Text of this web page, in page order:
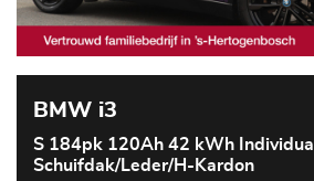
BMW i3
S 184pk 120Ah 42 kWh Individual
Schuifdak/Leder/H-Kardon